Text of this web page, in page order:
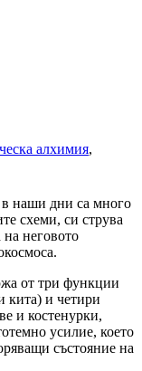
алхимия,
в наши дни са много
схеми, си струва
на неговото
от три функции
кита) и четири
и костенурки,
усилие, което
състояние на